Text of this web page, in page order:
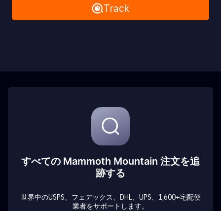
Remove AllTrack
すべての Mammoth Mountain 注文を追
跡する
世界中のUSPS、フェデックス、DHL、UPS、1,600+宅配便
業者をサポートします。